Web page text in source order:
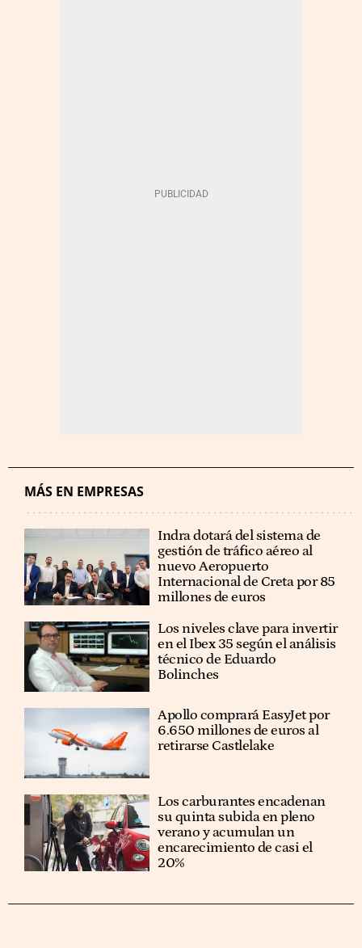
MÁS EN EMPRESAS
Indra dotará del sistema de
gestión de tráfico aéreo al
nuevo Aeropuerto
Internacional de Creta por 85
millones de euros
Los niveles clave para invertir
en el Ibex 35 según el análisis
técnico de Eduardo
Bolinches
Apollo comprará EasyJet por
6.650 millones de euros al
retirarse Castlelake
Los carburantes encadenan
su quinta subida en pleno
verano y acumulan un
encarecimiento de casi el
20%